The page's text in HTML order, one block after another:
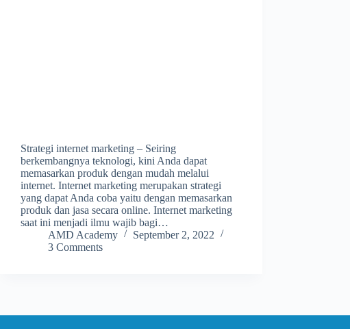
Strategi internet marketing – Seiring
berkembangnya teknologi, kini Anda dapat
memasarkan produk dengan mudah melalui
internet. Internet marketing merupakan strategi
yang dapat Anda coba yaitu dengan memasarkan
produk dan jasa secara online. Internet marketing
saat ini menjadi ilmu wajib bagi…
AMD Academy
September 2, 2022
3 Comments